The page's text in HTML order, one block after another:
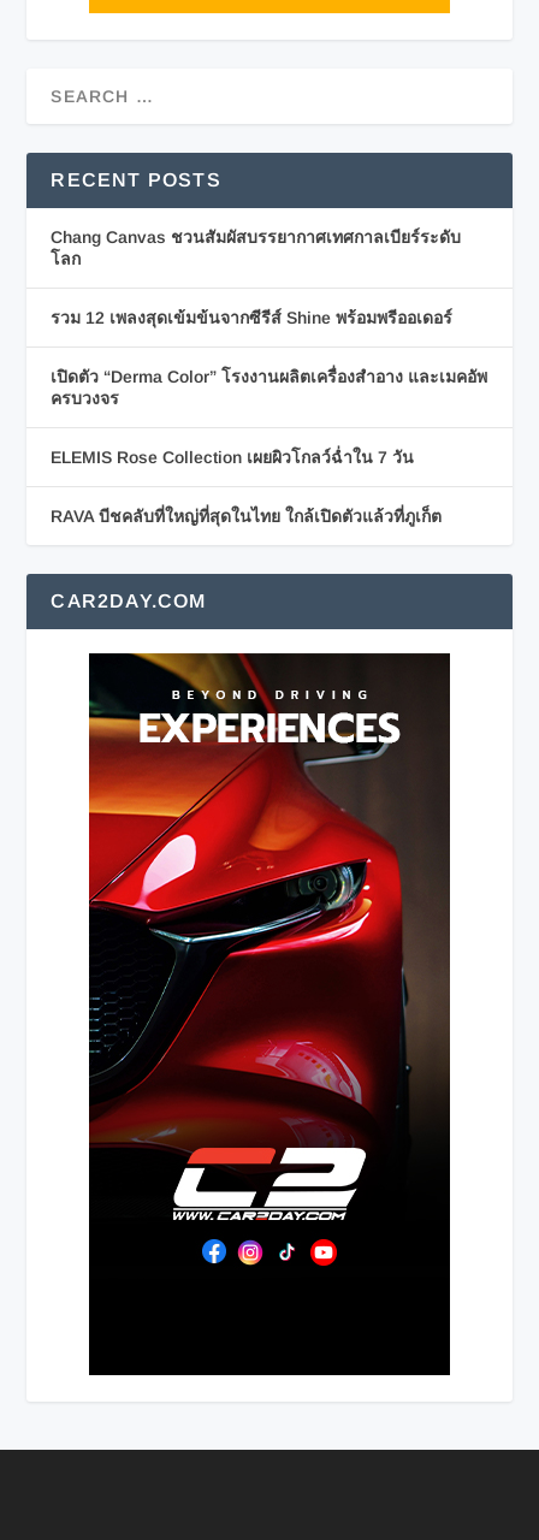
RECENT POSTS
Chang Canvas ชวนสัมผัสบรรยากาศเทศกาลเบียร์ระดับ
โลก
รวม 12 เพลงสุดเข้มข้นจากซีรีส์ Shine พร้อมพรีออเดอร์
เปิดตัว “Derma Color” โรงงานผลิตเครื่องสำอาง และเมคอัพ
ครบวงจร
ELEMIS Rose Collection เผยผิวโกลว์ฉ่ำใน 7 วัน
RAVA บีชคลับที่ใหญ่ที่สุดในไทย ใกล้เปิดตัวแล้วที่ภูเก็ต
CAR2DAY.COM